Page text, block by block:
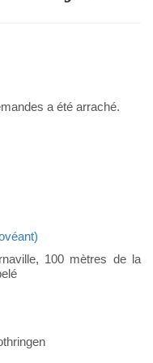
a été arraché.
100 mètres de la